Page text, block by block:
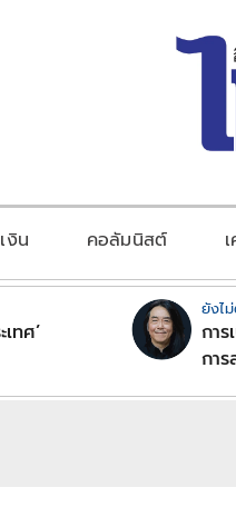
งิน คอลัมนิสต์
ทศ’
ยังไ
การ
กา